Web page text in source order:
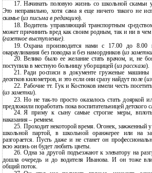
17. Начинать половую жизнь со школьной скамьи
Это неправильно, хотя сама я еще ничего такого не
скамье (из письма в редакцию).
18. Водитель управляющий транспортным
может причинить вред как своим родным, так и ни в
(газетное выступление).
19. Охрана производится нами с 17.00 до 8.00
окарауливания без поводка и без намордников (из
20. Велико было ее желание стать врачом, и, не
поступила в местную больницу уборщицей (из рассказа).
21. Ради росписи в документе груженые машины
десятков километров, и это если они сразу найдут поле (
22. Рабочие тт. Гук и Костюков имели честь
(из заметки).
23. Но не так-то просто оказалось стать дояркой
предложили поработать пока воспитательницей детского
24. Я приму к сыну самые строгие меры,
наказания – ремнем.
25. Проходит некоторой время. Огонек, зажженный
школьной партой, в школьной оранжерее или на
разгорается. Пусть даже и не станет он
всю жизнь он будет любить цветы.
26. Одна за другой подъезжают к элеватору на
дошла очередь и до водителя Иванова. И он тоже
общий поток.